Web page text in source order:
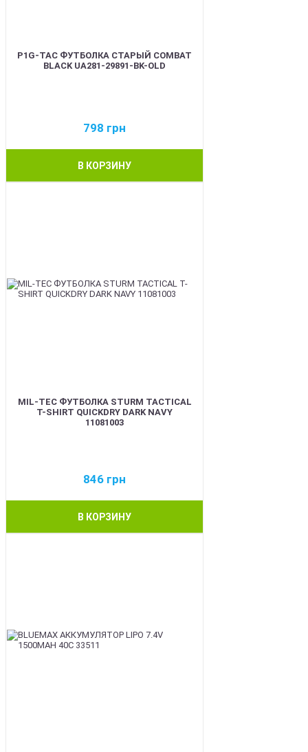
P1G-TAC ФУТБОЛКА СТАРЫЙ COMBAT
BLACK UA281-29891-BK-OLD
798 грн
В КОРЗИНУ
MIL-TEC ФУТБОЛКА STURM TACTICAL
T-SHIRT QUICKDRY DARK NAVY
11081003
846 грн
В КОРЗИНУ